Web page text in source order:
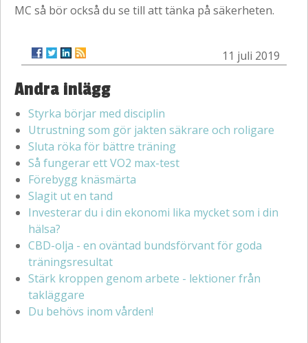
MC så bör också du se till att tänka på säkerheten.
11 juli 2019
Andra inlägg
Styrka börjar med disciplin
Utrustning som gör jakten säkrare och roligare
Sluta röka för bättre träning
Så fungerar ett VO2 max-test
Förebygg knäsmärta
Slagit ut en tand
Investerar du i din ekonomi lika mycket som i din
hälsa?
CBD-olja - en oväntad bundsförvant för goda
träningsresultat
Stärk kroppen genom arbete - lektioner från
takläggare
Du behövs inom vården!